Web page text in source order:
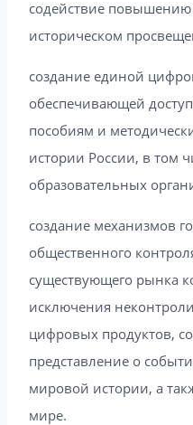
содействие
историческом
создание единой
обеспечивающей
пособиям и
истории России, в том
образовательных
создание механизмов
общественного
существующего рынка
исключения
цифровых продуктов,
представление о
мировой истории, а
мире.